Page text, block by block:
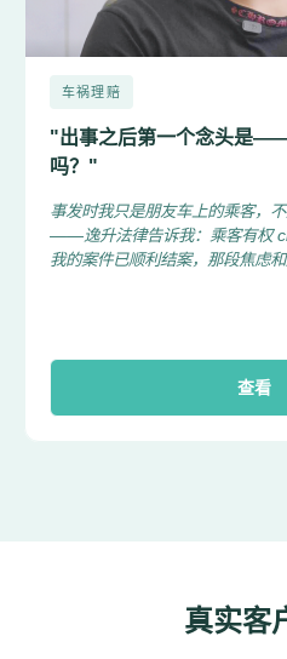
车祸理赔
"出事之后第一个念头是
吗？"
事发时我只是朋友车上的乘客，
——逸升法律告诉我：乘客有权
我的案件已顺利结案，那段焦虑和
查看
真实客